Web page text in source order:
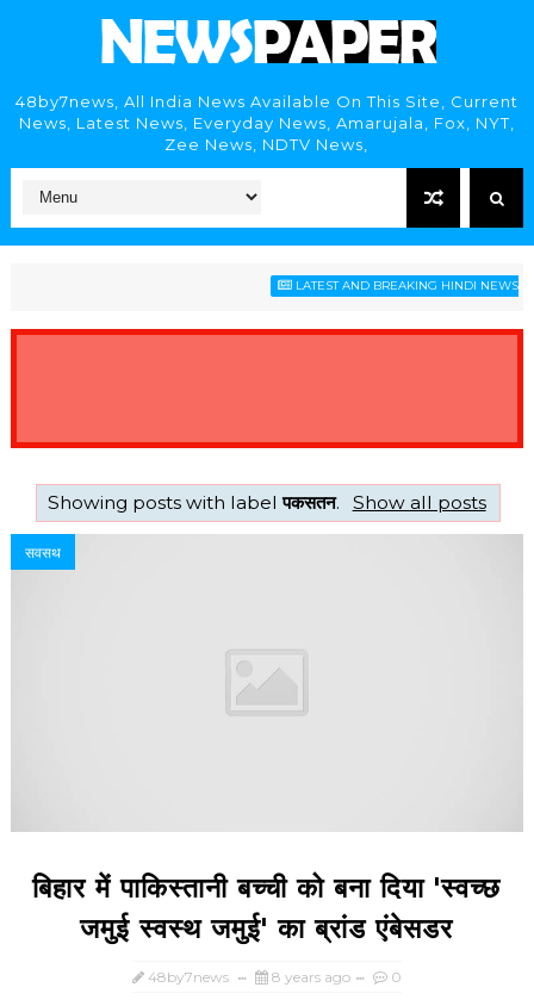
48by7news, All India News Available On This Site, Current
News, Latest News, Everyday News, Amarujala, Fox, NYT,
Zee News, NDTV News,
LATEST AND BREAKING HINDI NEWS
Showing posts with labelपकसतन. Show all posts
सवसथ
बिहार में पाकिस्तानी बच्ची को बना दिया 'स्वच्छ
जमुई स्वस्थ जमुई' का ब्रांड एंबेसडर
48by7news 8 years ago 0